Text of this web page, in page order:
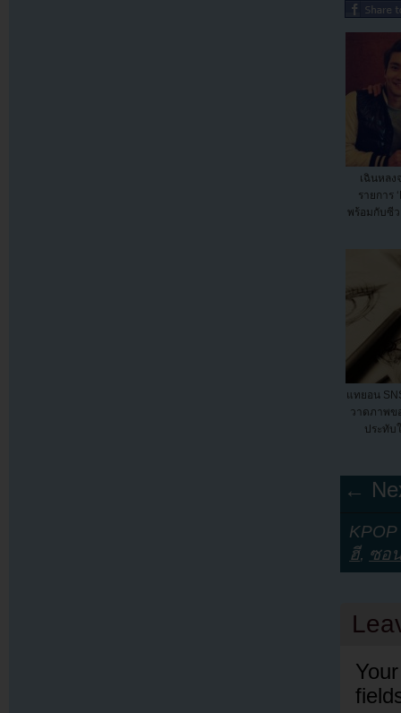
เฉินหลง
รายการ
พร้อมกับซีว
แทยอน
วาดภาพข
ประทับ
←
ฮี, ซอ